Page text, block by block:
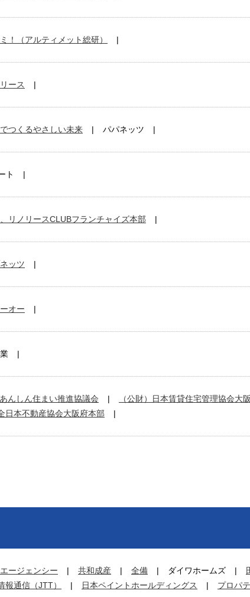
！（アルティメット総研）
ース
つくるやさしい未来 パパネッツ
ト
リノリースCLUBフランチャイズ本部
ッツ
オー
んしん住まい推進協議会
（公財）日本賃貸住宅管理協会大
日本不動産協会大阪府本部
ージェンシー 共和成産 全備 ダイワホームズ
報通信（JTT）
日本ペイントホールディングス プロパ